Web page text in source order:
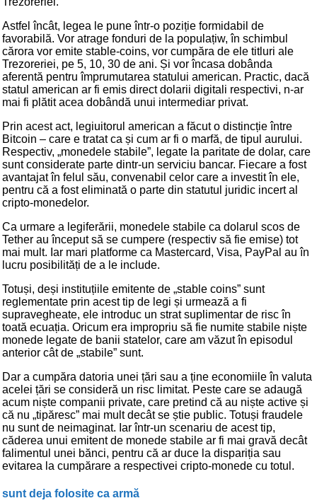
Astfel încât, legea le pune într-o poziție formidabil de
favorabilă. Vor atrage fonduri de la populațiw, în schimbul
cărora vor emite stable-coins, vor cumpăra de ele titluri ale
Trezoreriei, pe 5, 10, 30 de ani. Și vor încasa dobânda
aferentă pentru împrumutarea statului american. Practic, dacă
statul american ar fi emis direct dolarii digitali respectivi, n-ar
mai fi plătit acea dobândă unui intermediar privat.
Prin acest act, legiuitorul american a făcut o distincție între
Bitcoin – care e tratat ca și cum ar fi o marfă, de tipul aurului.
Respectiv, „monedele stabile”, legate la paritate de dolar, care
sunt considerate parte dintr-un serviciu bancar. Fiecare a fost
avantajat în felul său, convenabil celor care a investit în ele,
pentru că a fost eliminată o parte din statutul juridic incert al
cripto-monedelor.
Ca urmare a legiferării, monedele stabile ca dolarul scos de
Tether au început să se cumpere (respectiv să fie emise) tot
mai mult. Iar mari platforme ca Mastercard, Visa, PayPal au în
lucru posibilități de a le include.
Totuși, deși instituțiile emitente de „stable coins” sunt
reglementate prin acest tip de legi și urmează a fi
supravegheate, ele introduc un strat suplimentar de risc în
toată ecuația. Oricum era impropriu să fie numite stabile niște
monede legate de banii statelor, care am văzut în episodul
anterior cât de „stabile” sunt.
Dar a cumpăra datoria unei țări sau a ține economiile în valuta
acelei țări se consideră un risc limitat. Peste care se adaugă
acum niște companii private, care pretind că au niște active și
că nu „tipăresc” mai mult decât se știe public. Totuși fraudele
nu sunt de neimaginat. Iar într-un scenariu de acest tip,
căderea unui emitent de monede stabile ar fi mai gravă decât
falimentul unei bănci, pentru că ar duce la dispariția sau
evitarea la cumpărare a respectivei cripto-monede cu totul.
sunt deja folosite ca armă